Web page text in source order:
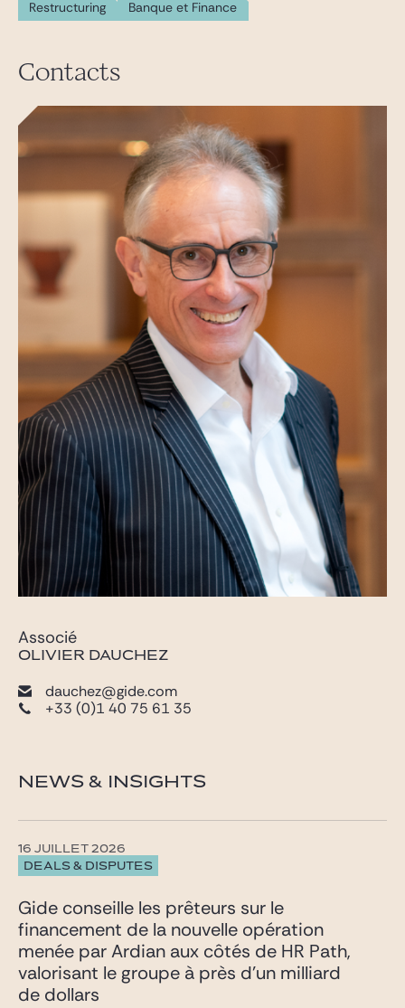
Restructuring Banque et Finance
Contacts
Associé
OLIVIER DAUCHEZ
dauchez@gide.com
+33 (0)1 40 75 61 35
NEWS & INSIGHTS
DEALS & DISPUTES
16 JUILLET 2026
Gide conseille les prêteurs sur le
financement de la nouvelle opération
menée par Ardian aux côtés de HR Path,
valorisant le groupe à près d’un milliard
de dollars